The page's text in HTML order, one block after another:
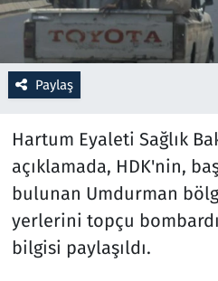
Paylaş
Hartum Eyaleti Sağlık
açıklamada, HDK'nin,
bulunan Umdurman
yerlerini topçu
bilgisi paylaşıldı.
Sağlık
Savunma Sanayi
Spor
Teknoloji ve Bilim
Televizyon